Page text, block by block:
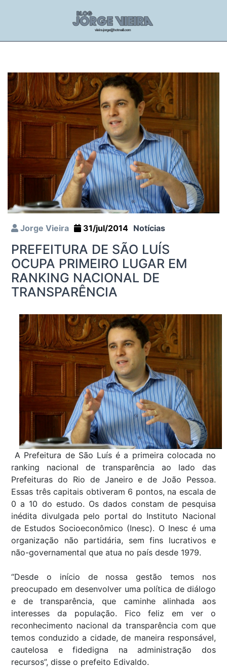
Jorge Vieira 31/jul/2014 Notícias
PREFEITURA DE SÃO LUÍS
OCUPA PRIMEIRO LUGAR EM
RANKING NACIONAL DE
TRANSPARÊNCIA
A Prefeitura de São Luís é a primeira colocada no
ranking nacional de transparência ao lado das
Prefeituras do Rio de Janeiro e de João Pessoa.
Essas três capitais obtiveram 6 pontos, na escala de
0 a 10 do estudo. Os dados constam de pesquisa
inédita divulgada pelo portal do Instituto Nacional
de Estudos Socioeconômico (Inesc). O Inesc é uma
organização não partidária, sem fins lucrativos e
não-governamental que atua no país desde 1979.
“Desde o início de nossa gestão temos nos
preocupado em desenvolver uma política de diálogo
e de transparência, que caminhe alinhada aos
interesses da população. Fico feliz em ver o
reconhecimento nacional da transparência com que
temos conduzido a cidade, de maneira responsável,
cautelosa e fidedigna na administração dos
recursos”, disse o prefeito Edivaldo.